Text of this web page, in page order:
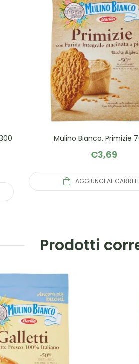
Mulino Bianco, Primizie
€3,69
AGGIUNGI AL
Prodotti